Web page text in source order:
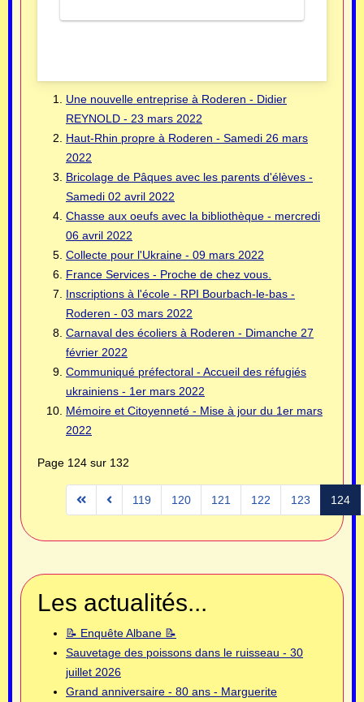
Une nouvelle entreprise à Roderen - Didier
REYNOLD - 23 mars 2022
Haut-Rhin propre à Roderen - Samedi 26 mars
2022
Bricolage de Pâques avec les parents d'élèves -
Samedi 02 avril 2022
Chasse aux oeufs avec la bibliothèque - mercredi
06 avril 2022
Collecte pour l'Ukraine - 09 mars 2022
France Services - Proche de chez vous.
Inscriptions à l'école - RPI Bourbach-le-bas -
Roderen - 03 mars 2022
Carnaval des écoliers à Roderen - Dimanche 27
février 2022
Communiqué préfectoral - Accueil des réfugiés
ukrainiens - 1er mars 2022
Mémoire et Citoyenneté - Mise à jour du 1er mars
2022
Page 124 sur 132
119 120 121 122 123 124
Les actualités...
📝 Enquête Albane 📝
Sauvetage des poissons dans le ruisseau - 30
juillet 2026
Grand anniversaire - 80 ans - Marguerite